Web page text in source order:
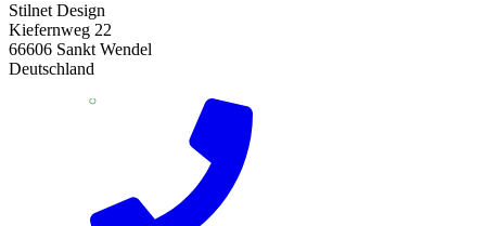
Stilnet Design
Kiefernweg 22
66606 Sankt Wendel
Deutschland